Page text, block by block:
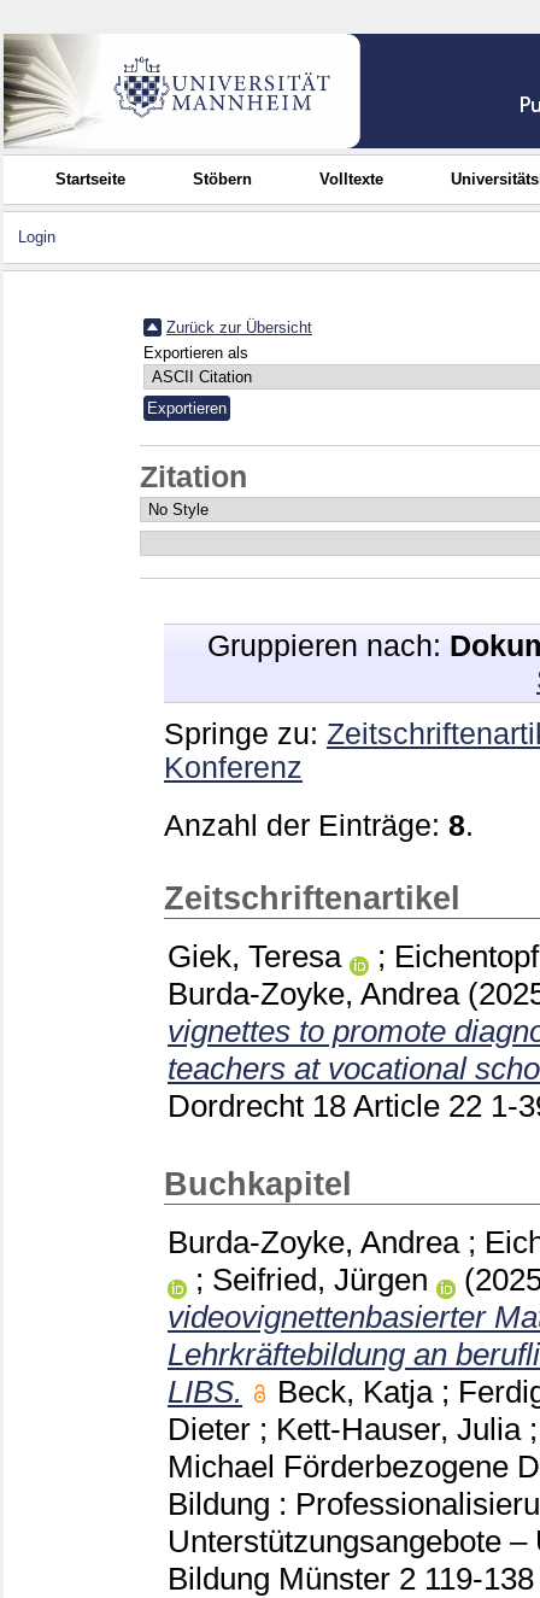
Startseite Stöbern Volltexte
Login
Zurück zur Übersicht
Exportieren als
Zitation
Gruppieren nach:
Springe zu:
Konferenz
Anzahl der Einträge: 8.
Zeitschriftenartikel
Giek, Teresa ;
Burda-Zoyke, Andrea
vignettes to promote
teachers at vocational
Dordrecht 18 Article 22 1-
Buchkapitel
Burda-Zoyke, Andrea;
; Seifried, Jürgen
videovignettenbasierter
Lehrkräftebildung an
LIBS.
Beck, Katja;
Dieter ; Kett-Hauser, Julia
Michael Förderbezogene
Bildung :
Unterstützungsangebote
Bildung Münster 2 119-